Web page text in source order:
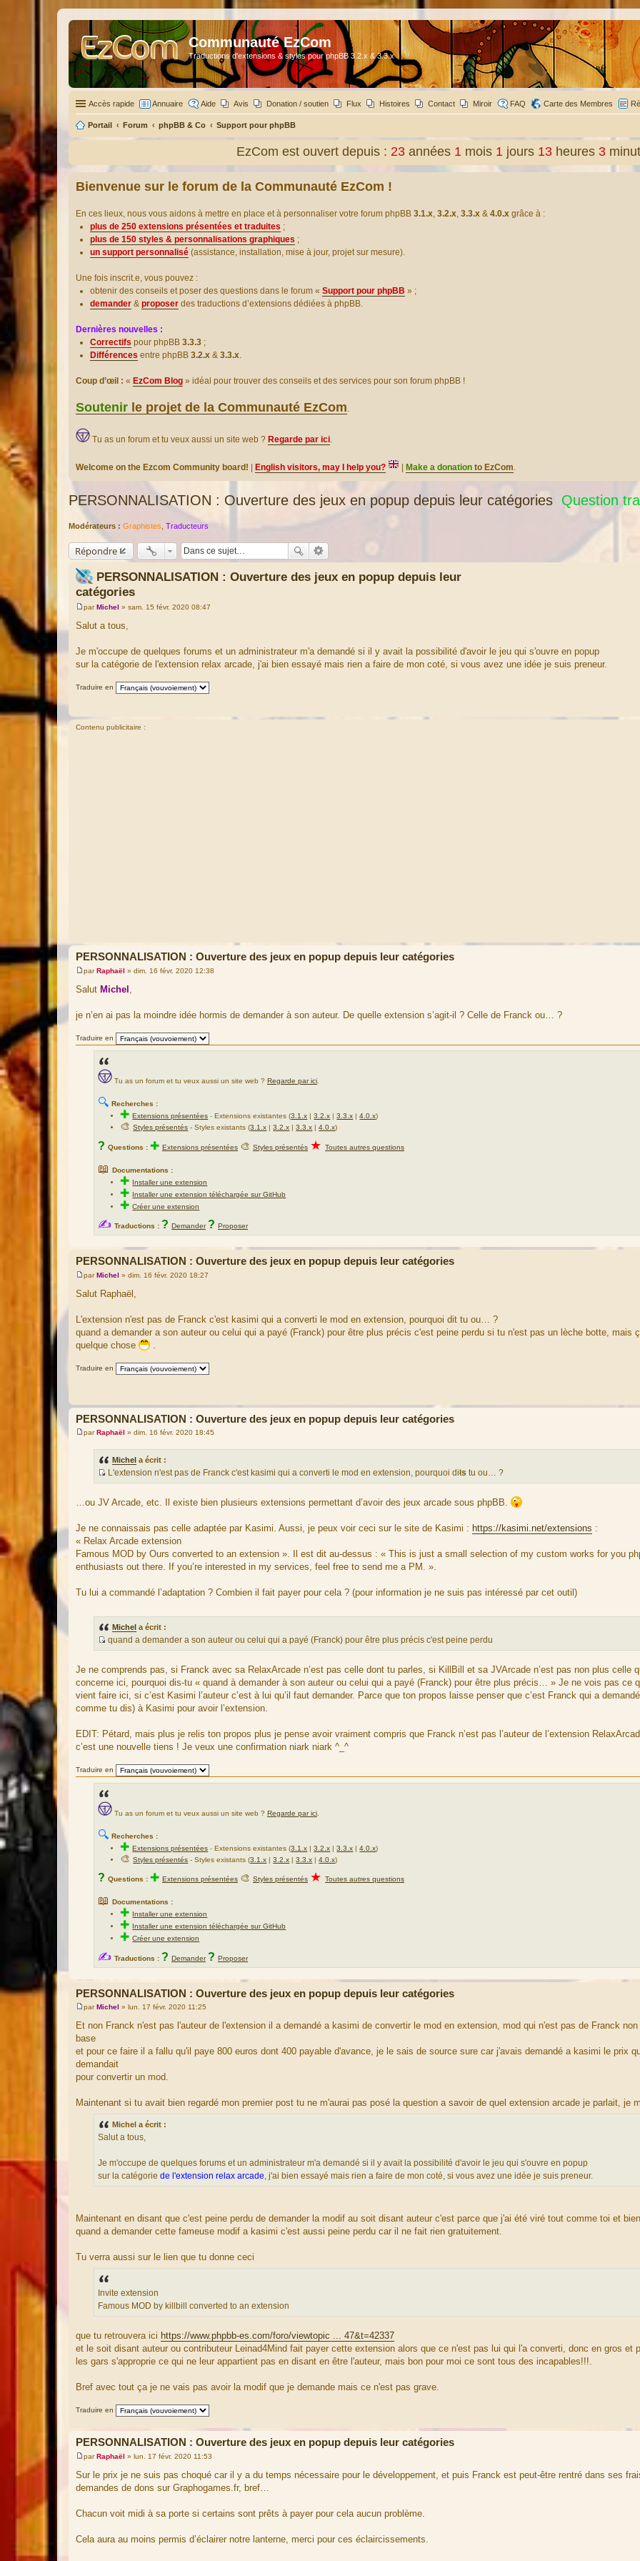
Communauté EzCom
Traductions d'extensions & styles pour phpBB 3.2.x & 3.3.x
Accès rapide Annuaire Aide Avis Donation / soutien Flux Histoires Contact Miroir FAQ Carte des Membres
Portail Forum phpBB & Co Support pour phpBB
EzCom est ouvert depuis : 23 années 1 mois 1 jours 13 heures 3
Bienvenue sur le forum de la Communauté EzCom !
En ces lieux, nous vous aidons à mettre en place et à personnaliser votre forum phpBB 3.1.x, 3.2.x, 3.3.x & 4.0.x grâce à :
plus de 250 extensions présentées et traduites ;
plus de 150 styles & personnalisations graphiques ;
un support personnalisé (assistance, installation, mise à jour, projet sur mesure).
Une fois inscrit.e, vous pouvez :
obtenir des conseils et poser des questions dans le forum « Support pour phpBB » ;
demander & proposer des traductions d’extensions dédiées à phpBB.
Dernières nouvelles :
Correctifs pour phpBB 3.3.3 ;
Différences entre phpBB 3.2.x & 3.3.x.
Coup d’œil : « EzCom Blog » idéal pour trouver des conseils et des services pour son forum phpBB !
Soutenir le projet de la Communauté EzCom.
Tu as un forum et tu veux aussi un site web ? Regarde par ici.
Welcome on the Ezcom Community board! English visitors, may I help you? Make a donation to EzCom.
PERSONNALISATION : Ouverture des jeux en popup depuis leur catégories Question
Modérateurs : Graphistes Traducteurs
Répondre
PERSONNALISATION : Ouverture des jeux en popup depuis leur
catégories
M
e
s
g
e
parMichel » sam. 15 févr. 2020 08:47
Salut a tous,
Je m'occupe de quelques forums et un administrateur m'a demandé si il y avait la possibilité d'avoir le jeu qui s'ouvre en popup
sur la catégorie de l'extension relax arcade, j'ai bien essayé mais rien a faire de mon coté, si vous avez une idée je suis preneur.
Traduire en
Contenu publicitaire :
PERSONNALISATION : Ouverture des jeux en popup depuis leur catégories
M
e
s
g
parRaphaël » dim. 16 févr. 2020 12:38
Salut Michel
je n’en ai pas la moindre idée hormis de demander à son auteur. De quelle extension s’agit-il ? Celle de Franck ou… ?
Traduire en
Tu as un forum et tu veux aussi un site web ? Regarde par ici.
🔍 Recherches :
✚Extensions présentées -Extensions existantes (3.1.x |3.2.x |3.3.x |4.0.x)
🎨Styles présentés - Styles existants (3.1.x |3.2.x |3.3.x |4.0.x)
? Questions : ✚ Extensions présentées 🎨 Styles présentés ★ Toutes autres questions
📖 Documentations :
✚ Installer une extension
✚ Installer une extension téléchargée sur GitHub
✚Créer une extension
✍ Traductions : ? Demander ? Proposer
PERSONNALISATION : Ouverture des jeux en popup depuis leur catégories
M
e
s
g
e
parMichel » dim. 16 févr. 2020 18:27
Salut Raphaël,
L'extension n'est pas de Franck c'est kasimi qui a converti le mod en extension, pourquoi dit tu ou… ?
quand a demander a son auteur ou celui qui a payé (Franck) pour être plus précis c'est peine perdu si tu n'est pas un lèche botte, mais
quelque chose
Traduire en
PERSONNALISATION : Ouverture des jeux en popup depuis leur catégories
M
parRaphaël » dim. 16 févr. 2020 18:45
Michel a écrit :
S
u
c
e
d
u
e
s
a
g
L'extension n'est pas de Franck c'est kasimi qui a converti le mod en extension, pourquoi dits tu ou… ?
…ou JV Arcade, etc. Il existe bien plusieurs extensions permettant d’avoir des jeux arcade sous phpBB.
Je ne connaissais pas celle adaptée par Kasimi. Aussi, je peux voir ceci sur le site de Kasimi : https://kasimi.net/extensions :
« Relax Arcade extension
Famous MOD by Ours converted to an extension ». Il est dit au-dessus : « This is just a small selection of my custom works for you
enthusiasts out there. If you’re interested in my services, feel free to send me a PM. ».
Tu lui a commandé l’adaptation ? Combien il fait payer pour cela ? (pour information je ne suis pas intéressé par cet outil)
Michel a écrit :
S
u
r
c
e
u
m
s
s
a
g
quand a demander a son auteur ou celui qui a payé (Franck) pour être plus précis c'est peine perdu
Je ne comprends pas, si Franck avec sa RelaxArcade n’est pas celle dont tu parles, si KillBill et sa JVArcade n’est pas non plus celle
concerne ici, pourquoi dis-tu « quand à demander à son auteur ou celui qui a payé (Franck) pour être plus précis… » Je ne vois pas ce
vient faire ici, si c’est Kasimi l’auteur c’est à lui qu’il faut demander. Parce que ton propos laisse penser que c’est Franck qui a
comme tu dis) à Kasimi pour avoir l’extension.
EDIT: Pétard, mais plus je relis ton propos plus je pense avoir vraiment compris que Franck n’est pas l’auteur de l’extension
c’est une nouvelle tiens ! Je veux une confirmation niark niark ^_^
Traduire en
Tu as un forum et tu veux aussi un site web ? Regarde par ici
🔍 Recherches :
✚Extensions présentées -Extensions existantes (3.1.x |3.2.x |3.3.x |4.0.x)
🎨Styles présentés - Styles existants (3.1.x |3.2.x |3.3.x |4.0.x)
? Questions : ✚ Extensions présentées 🎨 Styles présentés ★ Toutes autres questions
📖 Documentations :
✚ Installer une extension
✚ Installer une extension téléchargée sur GitHub
✚Créer une extension
✍ Traductions : ? Demander ? Proposer
PERSONNALISATION : Ouverture des jeux en popup depuis leur catégories
M
e
s
s
g
e
parMichel » lun. 17 févr. 2020 11:25
Et non Franck n'est pas l'auteur de l'extension il a demandé a kasimi de convertir le mod en extension, mod qui n'est pas de Franck
base
et pour ce faire il a fallu qu'il paye 800 euros dont 400 payable d'avance, je le sais de source sure car j'avais demandé a kasimi le prix
demandait
pour convertir un mod.
Maintenant si tu avait bien regardé mon premier post tu ne m'aurai pas posé la question a savoir de quel extension arcade je parlait, je
Michel a écrit :
Salut a tous,
Je m'occupe de quelques forums et un administrateur m'a demandé si il y avait la possibilité d'avoir le jeu qui s'ouvre en popup
sur la catégorie de l'extension relax arcade, j'ai bien essayé mais rien a faire de mon coté, si vous avez une idée je suis preneur.
Maintenant en disant que c'est peine perdu de demander la modif au soit disant auteur c'est parce que j'ai été viré tout comme toi et
quand a demander cette fameuse modif a kasimi c'est aussi peine perdu car il ne fait rien gratuitement.
Tu verra aussi sur le lien que tu donne ceci
Invite extension
Famous MOD by killbill converted to an extension
que tu retrouvera ici https://www.phpbb-es.com/foro/viewtopic ... 47&t=42337
et le soit disant auteur ou contributeur Leinad4Mind fait payer cette extension alors que ce n'est pas lui qui l'a converti, donc en gros et
les gars s'approprie ce qui ne leur appartient pas en disant en être l'auteur, mais bon pour moi ce sont tous des incapables!!!.
Bref avec tout ça je ne vais pas avoir la modif que je demande mais ce n'est pas grave.
Traduire en
PERSONNALISATION : Ouverture des jeux en popup depuis leur catégories
M
s
s
e
parRaphaël » lun. 17 févr. 2020 11:53
Sur le prix je ne suis pas choqué car il y a du temps nécessaire pour le développement, et puis Franck est peut-être rentré dans ses
demandes de dons sur Graphogames.fr, bref…
Chacun voit midi à sa porte si certains sont prêts à payer pour cela aucun problème.
Cela aura au moins permis d’éclairer notre lanterne, merci pour ces éclaircissements.